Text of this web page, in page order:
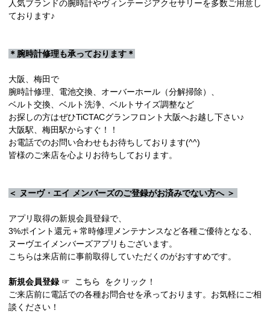
人気ブランドの腕時計やヴィンテージアクセサリーを多数ご用意し
ております♪
＊腕時計修理も承っております＊
大阪、梅田で
腕時計修理、電池交換、オーバーホール（分解掃除）、
ベルト交換、ベルト洗浄、ベルトサイズ調整など
お探しの方はぜひTiCTACグランフロント大阪へお越し下さい♪
大阪駅、梅田駅からすぐ！！
お電話でのお問い合わせもお待ちしております(^^)
皆様のご来店を心よりお待ちしております。
＜ ヌーヴ・エイ メンバーズのご登録がお済みでない方へ ＞
アプリ取得の新規会員登録で、
3%ポイント還元＋常時修理メンテナンスなど各種ご優待となる、
ヌーヴエイメンバーズアプリもございます。
こちらは来店前に事前取得していただくのがおすすめです。
新規会員登録 ☞ こちら
をクリック！
ご来店前に電話での各種お問合せを承っております。お気軽にご相
談ください！